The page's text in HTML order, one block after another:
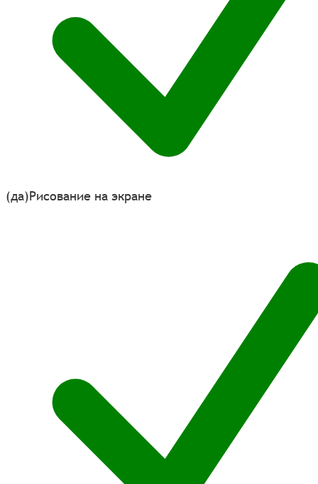
(да)Рисование на экране